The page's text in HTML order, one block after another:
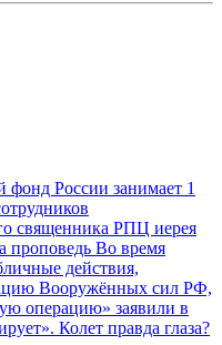
России занимает 1
священника РПЦ иерея
проповедь Во время
действия,
Вооружённых сил РФ,
операцию» заявили в
Колет правда глаза?